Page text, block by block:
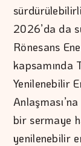
2026’da da
Rönesans
kapsamında
Yenilenebilir
bir sermaye
yenilenebilir